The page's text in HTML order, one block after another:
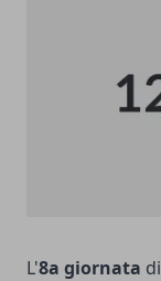
L'8a giornata di